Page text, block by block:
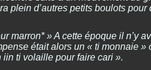
plein d’autres petits boulots
marron* » A cette époque il n’y
était alors un « ti monnaie »
ti volaille pour faire cari ».